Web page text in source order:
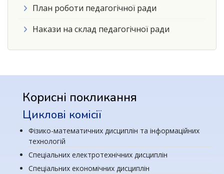
План роботи педагогічної ради
Накази на склад педагогічної ради
Корисні покликання
Циклові комісії
Фізико-математичних дисциплін та інформаційних
технологій
Спеціальних електротехнічних дисциплін
Спеціальних економічних дисциплін